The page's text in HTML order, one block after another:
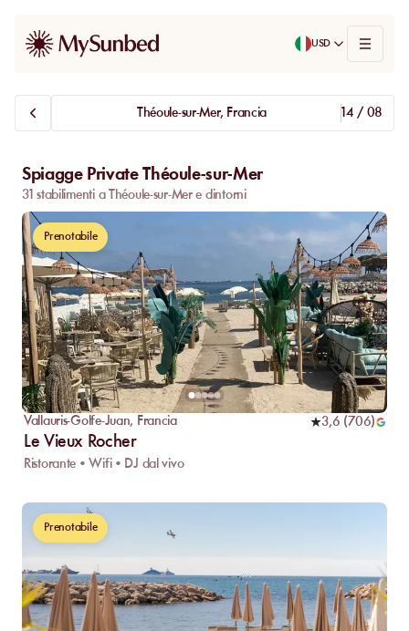
USD
Théoule-sur-Mer, Francia 14 / 08
Spiagge Private Théoule-sur-Mer
31 stabilimenti a Théoule-sur-Mer e dintorni
Prenotabile
Vallauris-Golfe-Juan, Francia 3,6 (706)
Le Vieux Rocher
Ristorante • Wifi • DJ dal vivo
Prenotabile